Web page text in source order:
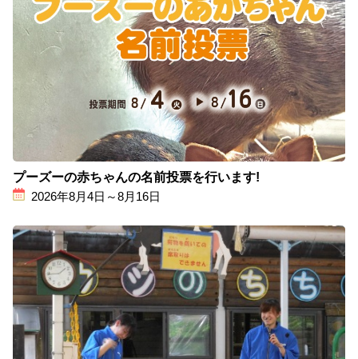
プーズーの赤ちゃんの名前投票を行います!
2026年8月4日～8月16日